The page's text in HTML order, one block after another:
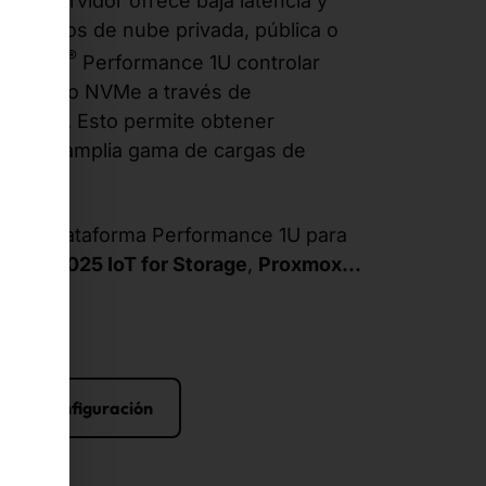
entornos de nube privada, pública o
® Performance 1U controlar
NVMe a través de
200 Gb. Esto permite obtener
una amplia gama de cargas de
una plataforma Performance 1U para
2025 IoT for Storage, Proxmox…
Iniciar configuración